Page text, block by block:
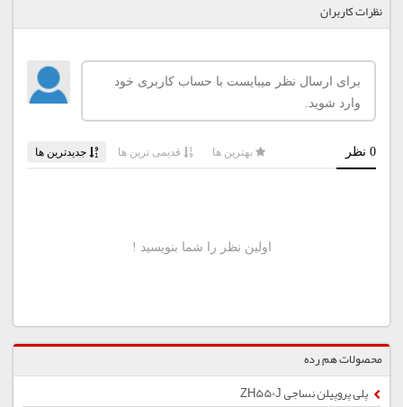
نظرات کاربران
محصولات هم رده
پلی پروپیلن نساجی ZH550J